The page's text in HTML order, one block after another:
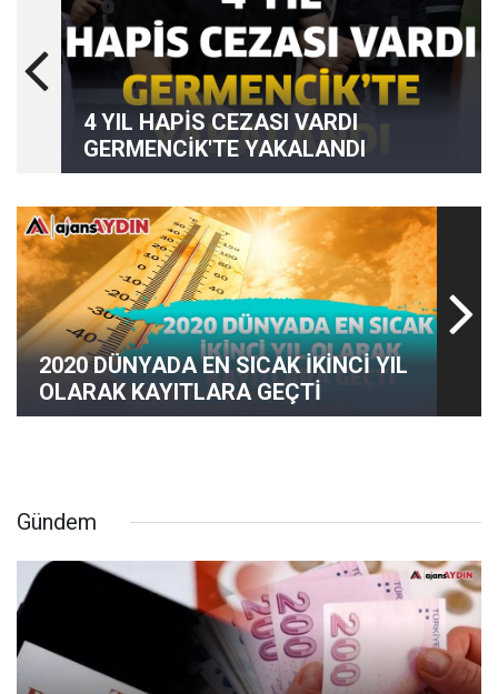
4 YIL HAPİS CEZASI VARDI
GERMENCİK'TE YAKALANDI
2020 DÜNYADA EN SICAK İKİNCİ YIL
OLARAK KAYITLARA GEÇTİ
Gündem